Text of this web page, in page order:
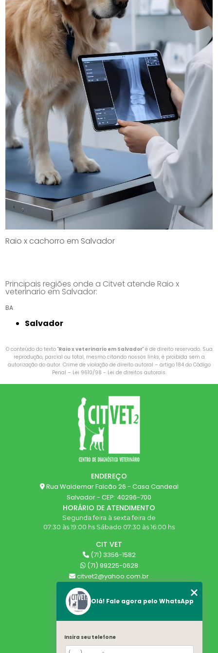
Raio x cachorro em Salvador
Principais regiões onde a Citvet atende Raio x
veterinario em Salvador:
BA
Salvador
O conteúdo do texto "Raio x veterinario em Salvador" é de direito reservado. Sua
reprodução, parcial ou total, mesmo citando nossos links, é proibida sem a
autorização do autor. Crime de violação de direito autoral – artigo 184 do Código
Penal – Lei 9610/98 - Lei de direitos autorais.
ENDEREÇO
Rua Waldemar Falcão 26 - Casa Candeal
Salvador - CEP: 40296-700
HORÁRIO DE ATENDIMENTO
Segunda feira à sexta feira de
07:30 às 19:00 hs Sábado 07:30 às 16:00 hs
CIT VET
(71) 3356-1582
(71) 99225-0628
citvet2@yahoo.com.br
MENU
HOME
QUEM SOMOS
Olá! Fale agora pelo WhatsApp
Insira seu telefone